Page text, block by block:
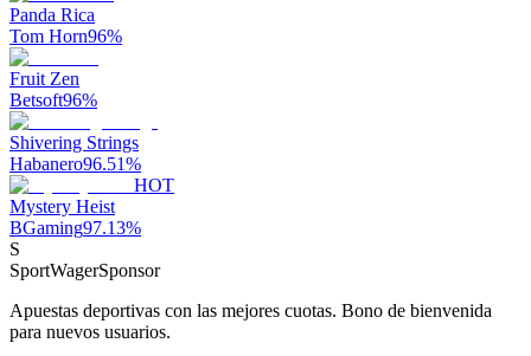
Panda Rica
Tom Horn96%
Fruit Zen
Betsoft96%
Shivering Strings
Habanero96.51%
HOT
Mystery Heist
BGaming97.13%
S
SportWagerSponsor
Apuestas deportivas con las mejores cuotas. Bono de bienvenida
para nuevos usuarios.